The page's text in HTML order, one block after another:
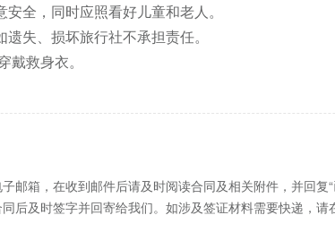
全，同时应照看好儿童和老人。
失、损坏旅行社不承担责任。
救身衣。
邮箱，在收到邮件后请及时阅读合同及相关附件，并回复
后及时签字并回寄给我们。如涉及签证材料需要快递，